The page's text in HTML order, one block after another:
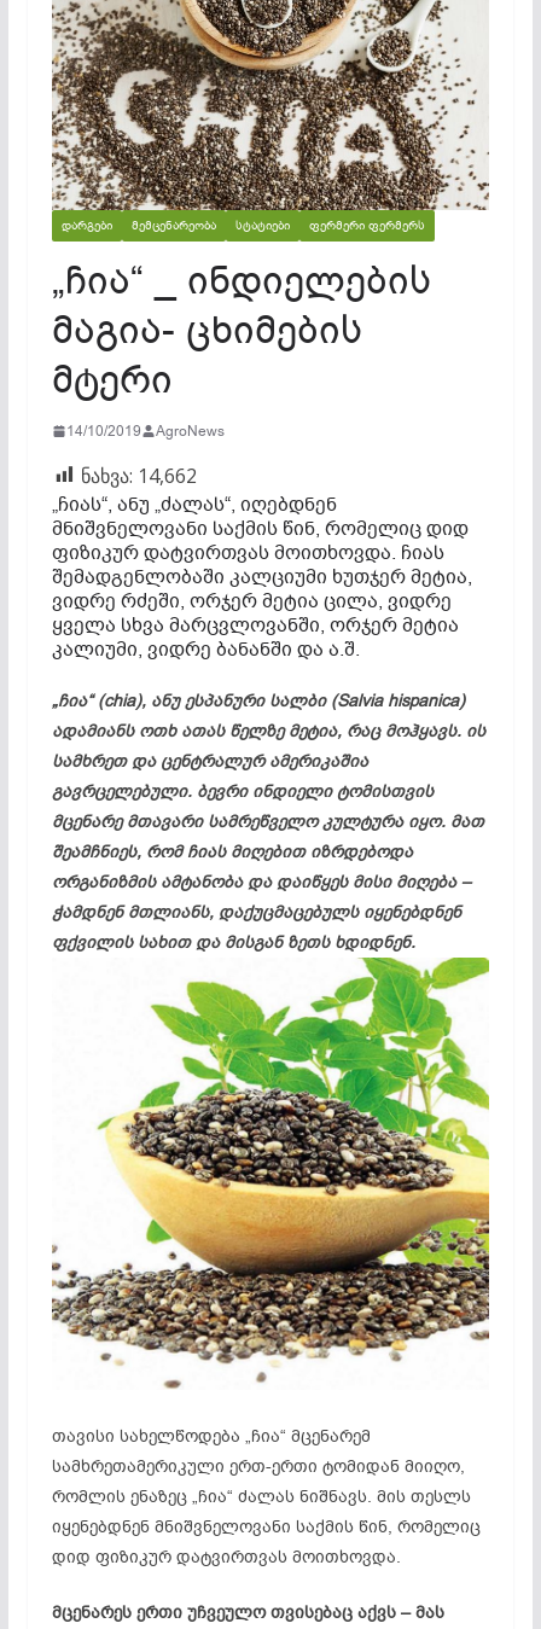
ᲓᲐᲠᲒᲔᲑᲘ ᲛᲔᲛᲪᲔᲜᲐᲠᲔᲝᲑᲐ ᲡᲢᲐᲢᲘᲔᲑᲘ ᲤᲔᲠᲛᲔᲠᲘ ᲤᲔᲠᲛᲔᲠᲡ
„ჩია“ _ ინდიელების
მაგია- ცხიმების
მტერი
14/10/2019 AgroNews
ნახვა: 14,662
„ჩიას“, ანუ „ძალას“, იღებდნენ
მნიშვნელოვანი საქმის წინ, რომელიც დიდ
ფიზიკურ დატვირთვას მოითხოვდა. ჩიას
შემადგენლობაში კალციუმი ხუთჯერ მეტია,
ვიდრე რძეში, ორჯერ მეტია ცილა, ვიდრე
ყველა სხვა მარცვლოვანში, ორჯერ მეტია
კალიუმი, ვიდრე ბანანში და ა.შ.
„ჩია“ (chia), ანუ ესპანური სალბი (Salvia hispanica)
ადამიანს ოთხ ათას წელზე მეტია, რაც მოჰყავს. ის
სამხრეთ და ცენტრალურ ამერიკაშია
გავრცელებული. ბევრი ინდიელი ტომისთვის
მცენარე მთავარი სამრეწველო კულტურა იყო. მათ
შეამჩნიეს, რომ ჩიას მიღებით იზრდებოდა
ორგანიზმის ამტანობა და დაიწყეს მისი მიღება –
ჭამდნენ მთლიანს, დაქუცმაცებულს იყენებდნენ
ფქვილის სახით და მისგან ზეთს ხდიდნენ.
თავისი სახელწოდება „ჩია“ მცენარემ
სამხრეთამერიკული ერთ-ერთი ტომიდან მიიღო,
რომლის ენაზეც „ჩია“ ძალას ნიშნავს. მის თესლს
იყენებდნენ მნიშვნელოვანი საქმის წინ, რომელიც
დიდ ფიზიკურ დატვირთვას მოითხოვდა.
მცენარეს ერთი უჩვეულო თვისებაც აქვს – მას